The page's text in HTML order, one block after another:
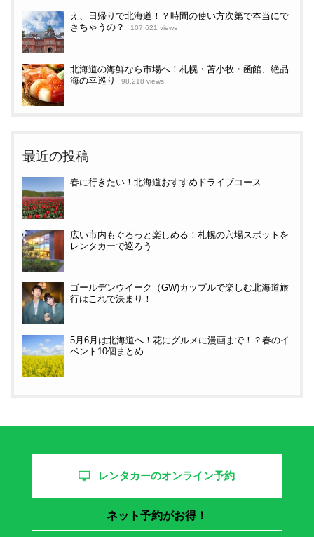
え、日帰りで北海道！？時間の使い方次第で本当にで
きちゃうの？
107,621 views
北海道の海鮮なら市場へ！札幌・苫小牧・函館、絶品
海の幸巡り
98,218 views
最近の投稿
春に行きたい！北海道おすすめドライブコース
広い市内もぐるっと楽しめる！札幌の穴場スポットを
レンタカーで巡ろう
ゴールデンウイーク（GW)カップルで楽しむ北海道旅
行はこれで決まり！
5月6月は北海道へ！花にグルメに漫画まで！？春のイ
ベント10個まとめ
レンタカーのオンライン予約
ネット予約がお得！